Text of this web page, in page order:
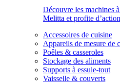
Découvre les machines
Melitta et profite
Accessoires de cuisine
Appareils de mesure de
Poêles & casseroles
Stockage des aliments
Supports à essuie-tout
Vaisselle & couverts